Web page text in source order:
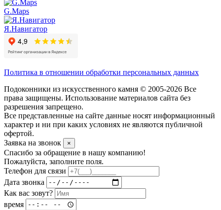
G.Maps
Я.Навигатор
Политика в отношении обработки персональных данных
Подоконники из искусственного камня © 2005-2026 Все
права защищены. Использование материалов сайта без
разрешения запрещено.
Все представленные на сайте данные носят информационный
характер и ни при каких условиях не являются публичной
офертой.
Заявка на звонок
×
Спасибо за обращение в нашу компанию!
Пожалуйста, заполните поля.
Телефон для связи
Дата звонка
Как вас зовут?
время